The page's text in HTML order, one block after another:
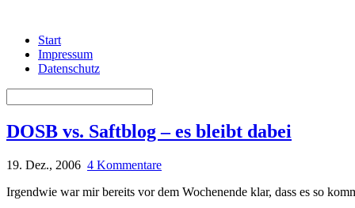
Start
Impressum
Datenschutz
DOSB vs. Saftblog – es bleibt dabei
19. Dez., 2006 4 Kommentare
Irgendwie war mir bereits vor dem Wochenende klar, dass es so